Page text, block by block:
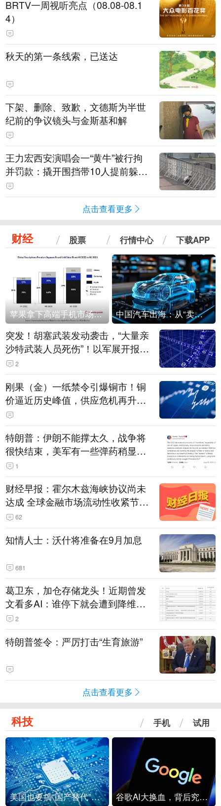
BRTV一周视听亮点（08.08-08.1
4）
秋天的第一条线索，已送达
下架、删除、致歉，文德斯为半世
纪前的争议镜头与金斯基和解
王力宏西安演唱会一“黄牛”被行拘
并罚款：撬开围挡带10人提前躲进
场馆清洁室，开唱前还没混入观众
席就被抓
点击查看更多
财经 股票 行情中心 下载APP
苹果拿下高端手机市场65%的份额：iPhone 17系列功不可没 中国汽车出海：从“卖出去”到“走进去”
突发！胡塞武装发动袭击，“大量亲
沙特武装人员死伤”！以军展开报复
性空袭
2
刚果（金）一纸禁令引爆铜市！铜
价逼近历史峰值，供应危机再升
级？
特朗普：伊朗不能撑太久，战争将
很快结束，美军有一些弹药稍显紧
张！伊朗公布拟议的海峡管理文本
1
财经早报：霍尔木兹海峡协议尚未
达成 全球金融市场流动性收紧节奏
暂缓
62
知情人士：沃什将准备在9月加息
681
葛卫东，加仓存储龙头！近期曾发
文看多AI：谁停下就会遭到降维打
击 2
特朗普签令：严厉打击“生育旅游”
点击查看更多
科技 手机 试用
美国也要搞“国产替代”？先算清三笔账 谷歌AI大换血，背后究竟发生了什么？